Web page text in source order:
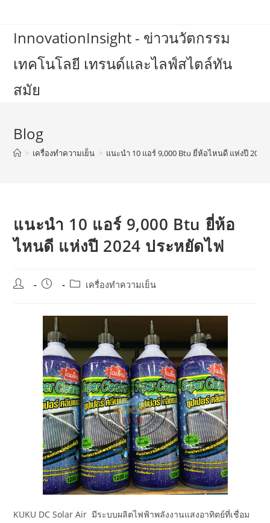
contentInnovationInsight - ข่าวนวัตกรรม
เทคโนโลยี เทรนด์และไลฟ์สไตล์ทัน
สมัย
Blog
> เครื่องทำความเย็น > แนะนำ 10 แอร์ 9,000 Btu ยี่ห้อไหนดี แห่งปี
แนะนำ 10 แอร์ 9,000 Btu ยี่ห้อ
ไหนดี แห่งปี 2024 ประหยัดไฟ
Post
Post
Postเครื่องทำความเย็น
KUKU DC Solar Air มีระบบผลิตไฟฟ้าพลังงานแสงอาทิตย์ที่เชื่อม